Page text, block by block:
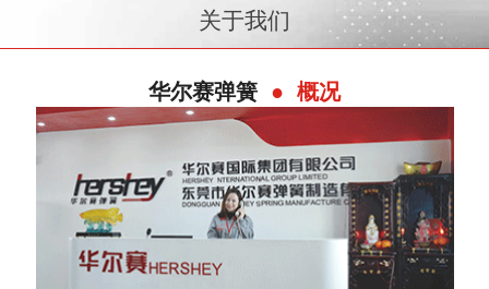
关于我们
华尔赛弹簧 ● 概况